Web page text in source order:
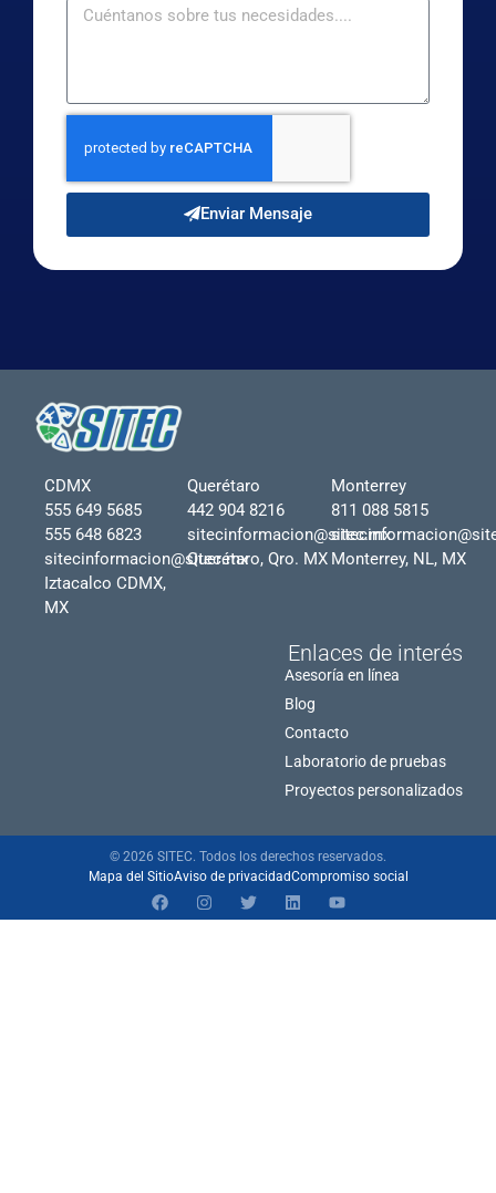
Enviar Mensaje
CDMX
555 649 5685
555 648 6823
sitecinformacion@sitec.mx
Iztacalco CDMX,
MX
Querétaro
442 904 8216
sitecinformacion@sitec.mx
Querétaro, Qro. MX
Monterrey
811 088 5815
Monterrey, NL, MX
Enlaces de interés
Asesoría en línea
Blog
Contacto
Laboratorio de pruebas
Proyectos personalizados
© 2026 SITEC. Todos los derechos reservados.
Mapa del SitioAviso de privacidadCompromiso social